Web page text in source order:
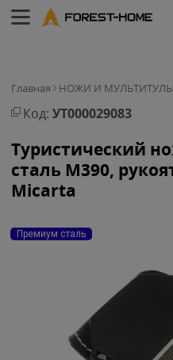
Главная НОЖИ И МУЛЬТИТУЛЫ
Код: УТ000029083
Туристический
сталь M390,
Micarta
Премиум сталь